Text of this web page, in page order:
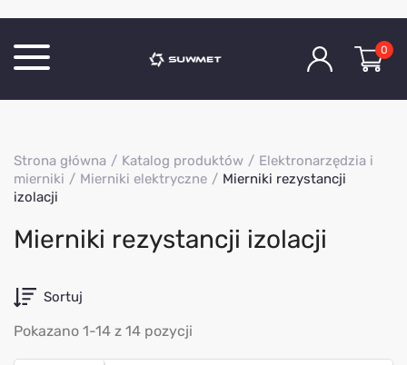
O Firmie
Aktualności
Kontakt
0
Strona główna Katalog produktów
Elektronarzędzia i
mierniki
Mierniki elektryczne
Mierniki rezystancji
izolacji
Mierniki rezystancji izolacji
Sortuj
Pokazano 1-14 z 14 pozycji